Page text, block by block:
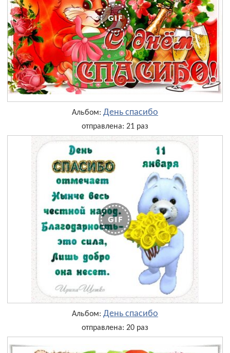
Альбом: День cпасибо
отправлена: 21 раз
Альбом: День cпасибо
отправлена: 20 раз